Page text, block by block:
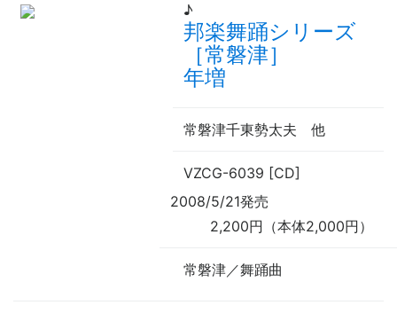
♪
邦楽舞踊シリーズ
［常磐津］
年増
常磐津千東勢太夫 他
VZCG-6039 [CD]
2008/5/21発売
2,200円（本体2,000円）
常磐津／舞踊曲